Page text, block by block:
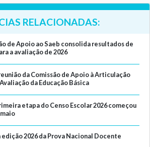
RELACIONADAS:
de Apoio ao Saeb consolida resultados de
a avaliação de 2026
da Comissão de Apoio à Articulação
da Educação Básica
etapa do Censo Escolar 2026 começou
2026 da Prova Nacional Docente